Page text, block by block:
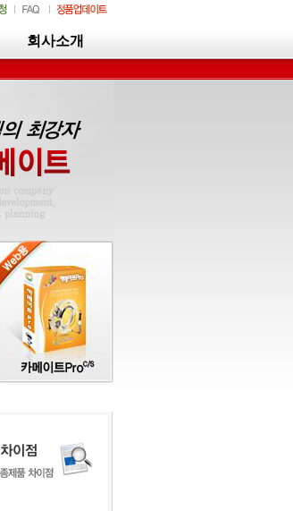
회사소개